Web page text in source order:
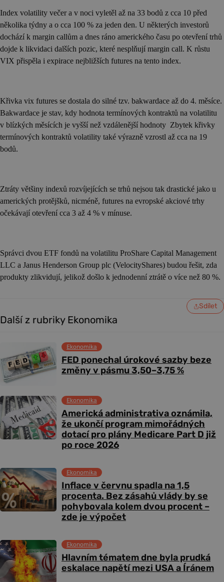
Index volatility večer a v noci vyletěl až na 33 bodů z cca 10 před
několika týdny a o cca 100 % za jeden den. U některých investorů
dochází k margin callům a dnes ráno amerického času po otevření trhů
dojde k likvidaci dalších pozic, které nesplňují margin call. K růstu
VIX přispěla i expirace nejbližších futures na tento index.
Křivka vix futures se dostala do silné tzv. bakwardace až do 4. měsíce.
Bakwardace je stav, kdy hodnota termínových kontraktů na volatilitu
v blízkých měsících je vyšší než vzdálenější hodnoty Zbytek křivky
termínových kontraktů volatility také výrazně vzrostl až cca na 19
bodů.
Ztráty většiny indexů rozvíjejících se trhů nejsou tak drastické jako u
amerických protějšků, nicméně, futures na evropské akciové trhy
očekávají otevření cca 3 až 4 % v mínuse.
Správci dvou ETF fondů na volatilitu ProShare Capital Management
LLC a Janus Henderson Group plc (VelocityShares) budou řešit, zda
produkty zlikvidují, jelikož došlo k jednodenní ztrátě o více než 80 %.
Sdílet
Další z rubriky Ekonomika
FED ponechal úrokové sazby beze
změny v pásmu 3,50–3,75 %
Ekonomika
Americká administrativa oznámila,
že ukončí program mimořádných
dotací pro plány Medicare Part D již
po roce 2026
Ekonomika
Inflace v červnu spadla na 1,5
procenta. Bez zásahů vlády by se
pohybovala kolem dvou procent –
zde je výpočet
Ekonomika
Hlavním tématem dne byla prudká
eskalace napětí mezi USA a Íránem
Ekonomika